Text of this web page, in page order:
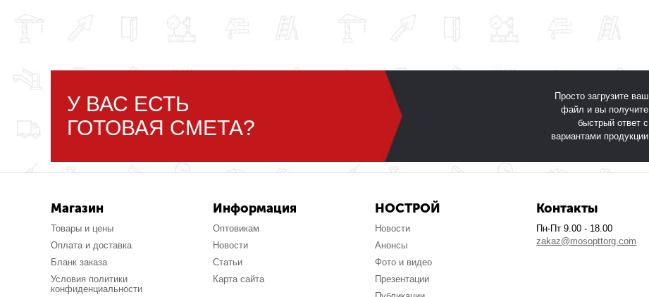
У ВАС ЕСТЬ
ГОТОВАЯ СМЕТА?
Просто загрузите ваш
файл и вы получите
быстрый ответ с
вариантами продукции
Магазин
Товары и цены
Оплата и доставка
Бланк заказа
Условия политики
конфиденциальности
Информация
Оптовикам
Новости
Статьи
Карта сайта
НОСТРОЙ
Новости
Анонсы
Фото и видео
Презентации
Контакты
Пн-Пт 9.00 - 18.00
zakaz@mosopttorg.com